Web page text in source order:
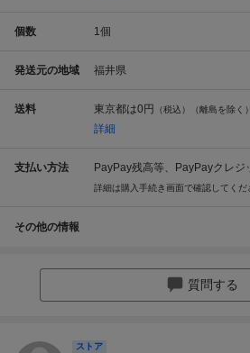
個数 1個
発送元の地域 福井県
送料 東京都は0円 （税込）（離島を除く）
詳細
支払い方法 PayPay残高等、PayPayクレ
詳細は購入手続き画面で確認してくだ
その他の情報
質問する
ストア